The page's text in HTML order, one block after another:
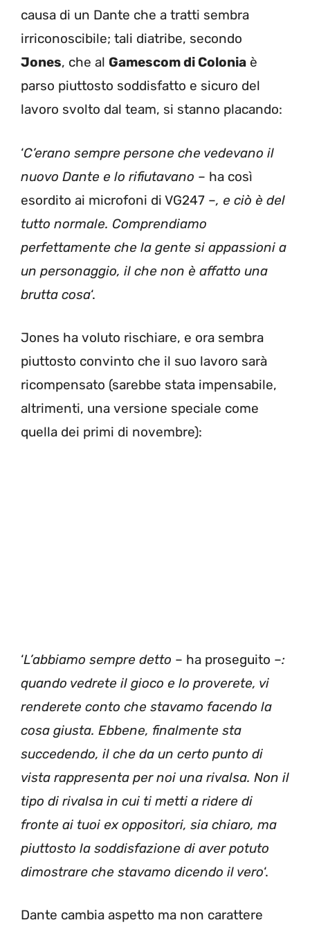
causa di un Dante che a tratti sembra
irriconoscibile; tali diatribe, secondo
Jones, che al Gamescom di Colonia è
parso piuttosto soddisfatto e sicuro del
lavoro svolto dal team, si stanno placando:
‘C’erano sempre persone che vedevano il
nuovo Dante e lo rifiutavano – ha così
esordito ai microfoni di VG247 –, e ciò è del
tutto normale. Comprendiamo
perfettamente che la gente si appassioni a
un personaggio, il che non è affatto una
brutta cosa‘.
Jones ha voluto rischiare, e ora sembra
piuttosto convinto che il suo lavoro sarà
ricompensato (sarebbe stata impensabile,
altrimenti, una versione speciale come
quella dei primi di novembre):
‘L’abbiamo sempre detto – ha proseguito –:
quando vedrete il gioco e lo proverete, vi
renderete conto che stavamo facendo la
cosa giusta. Ebbene, finalmente sta
succedendo, il che da un certo punto di
vista rappresenta per noi una rivalsa. Non il
tipo di rivalsa in cui ti metti a ridere di
fronte ai tuoi ex oppositori, sia chiaro, ma
piuttosto la soddisfazione di aver potuto
dimostrare che stavamo dicendo il vero‘.
Dante cambia aspetto ma non carattere